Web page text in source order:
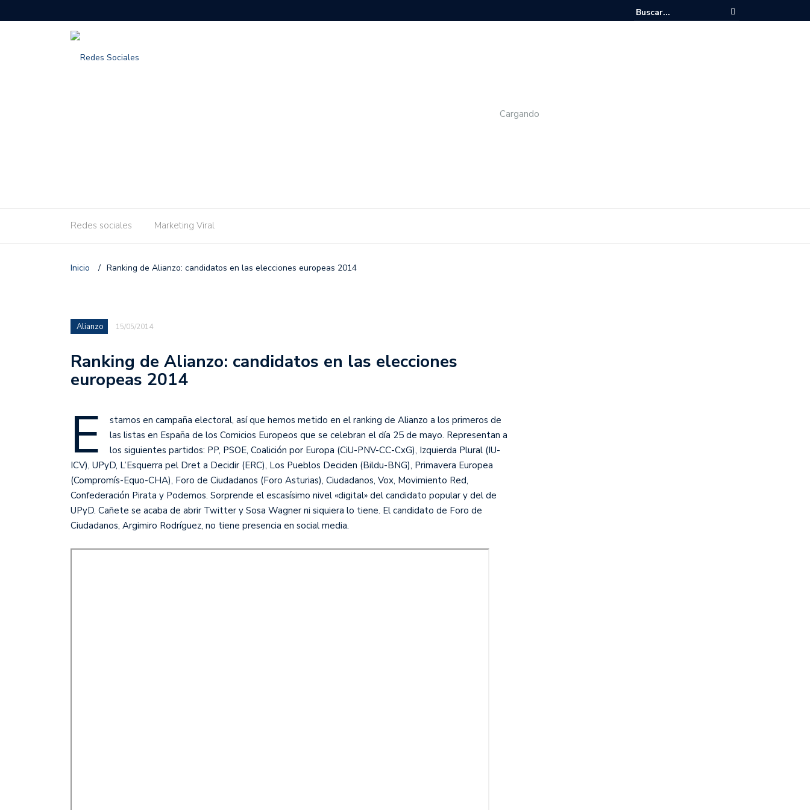
Cargando
Redes sociales Marketing Viral
Inicio / Ranking de Alianzo: candidatos en las elecciones europeas 2014
Alianzo 15/05/2014
Ranking de Alianzo: candidatos en las elecciones
europeas 2014
E
stamos en campaña electoral, así que hemos metido en el ranking de Alianzo a los primeros de
las listas en España de los Comicios Europeos que se celebran el día 25 de mayo. Representan a
los siguientes partidos: PP, PSOE, Coalición por Europa (CiU-PNV-CC-CxG), Izquierda Plural (IU-
ICV), UPyD, L’Esquerra pel Dret a Decidir (ERC), Los Pueblos Deciden (Bildu-BNG), Primavera Europea
(Compromís-Equo-CHA), Foro de Ciudadanos (Foro Asturias), Ciudadanos, Vox, Movimiento Red,
Confederación Pirata y Podemos. Sorprende el escasísimo nivel «digital» del candidato popular y del de
UPyD. Cañete se acaba de abrir Twitter y Sosa Wagner ni siquiera lo tiene. El candidato de Foro de
Ciudadanos, Argimiro Rodríguez, no tiene presencia en social media.